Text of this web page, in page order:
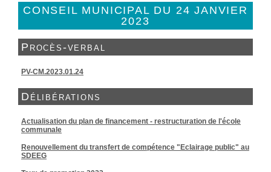
CONSEIL MUNICIPAL DU 24 JANVIER
2023
Procès-verbal
PV-CM.2023.01.24
Délibérations
Actualisation du plan de financement - restructuration de l'école
communale
Renouvellement du transfert de compétence "Eclairage public" au
SDEEG